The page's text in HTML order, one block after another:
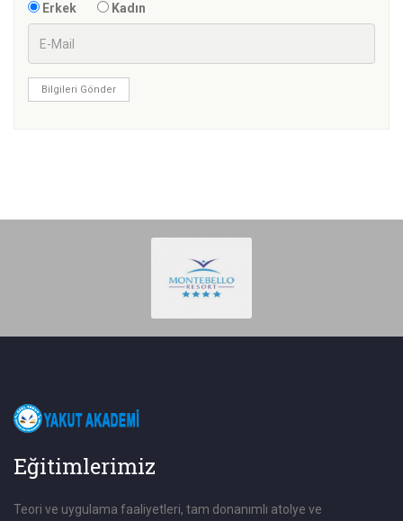
Erkek Kadın
Bilgileri Gönder
Eğitimlerimiz
Teori ve uygulama faaliyetleri, tam donanımlı atolye ve